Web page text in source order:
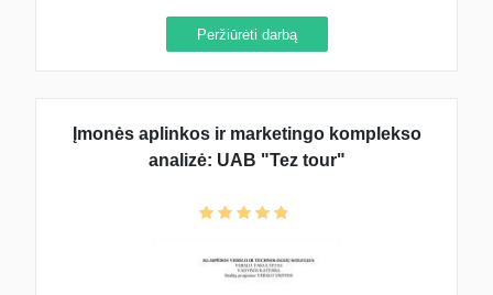
Peržiūrėti darbą
Įmonės aplinkos ir marketingo komplekso
analizė: UAB "Tez tour"